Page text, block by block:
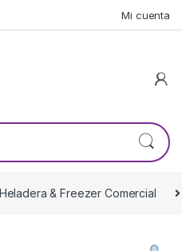
Mi cuenta
Heladera & Freezer Comercial